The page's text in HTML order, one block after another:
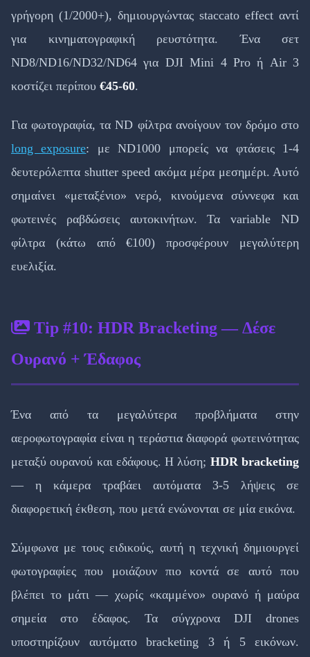
γρήγορη (1/2000+), δημιουργώντας staccato effect αντί
για κινηματογραφική ρευστότητα. Ένα σετ
ND8/ND16/ND32/ND64 για DJI Mini 4 Pro ή Air 3
κοστίζει περίπου €45-60.
Για φωτογραφία, τα ND φίλτρα ανοίγουν τον δρόμο στο
long exposure: με ND1000 μπορείς να φτάσεις 1-4
δευτερόλεπτα shutter speed ακόμα μέρα μεσημέρι. Αυτό
σημαίνει «μεταξένιο» νερό, κινούμενα σύννεφα και
φωτεινές ραβδώσεις αυτοκινήτων. Τα variable ND
φίλτρα (κάτω από €100) προσφέρουν μεγαλύτερη
ευελιξία.
Tip #10: HDR Bracketing — Δέσε
Ουρανό + Έδαφος
Ένα από τα μεγαλύτερα προβλήματα στην
αεροφωτογραφία είναι η τεράστια διαφορά φωτεινότητας
μεταξύ ουρανού και εδάφους. Η λύση; HDR bracketing
— η κάμερα τραβάει αυτόματα 3-5 λήψεις σε
διαφορετική έκθεση, που μετά ενώνονται σε μία εικόνα.
Σύμφωνα με τους ειδικούς, αυτή η τεχνική δημιουργεί
φωτογραφίες που μοιάζουν πιο κοντά σε αυτό που
βλέπει το μάτι — χωρίς «καμμένο» ουρανό ή μαύρα
σημεία στο έδαφος. Τα σύγχρονα DJI drones
υποστηρίζουν αυτόματο bracketing 3 ή 5 εικόνων.